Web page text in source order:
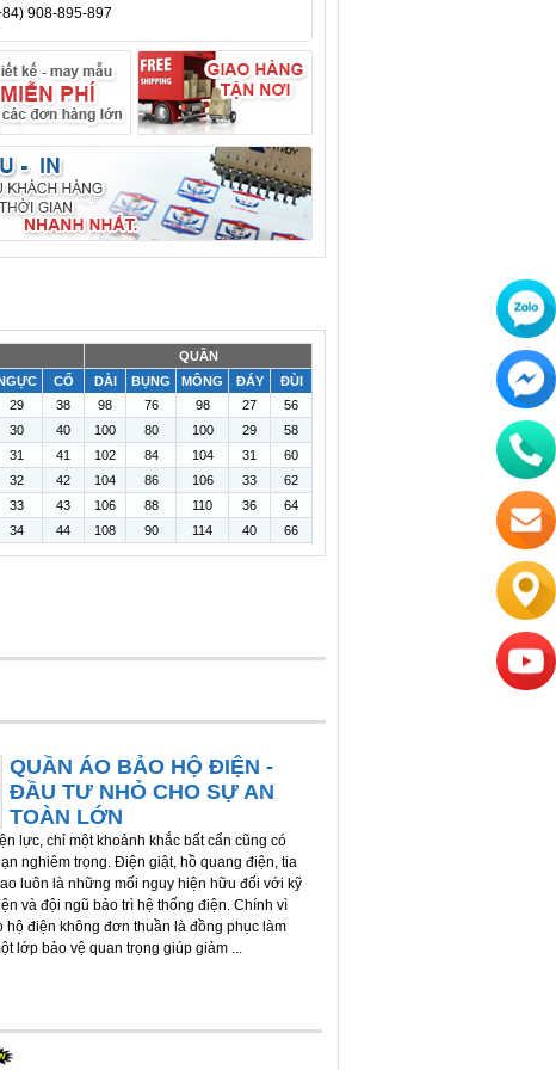
908-895-897
QUẦN
CỔ DÀI BỤNG MÔNG ĐÁY
ĐÙI
29 38 98 76 98 27
56
30 40 100 80 100 29
58
31 41 102 84 104 31
60
32 42 104 86 106 33
62
33 43 106 88 110 36
64
34 44 108 90 114 40 66
QUẦN ÁO BẢO HỘ ĐIỆN -
ĐẦU TƯ NHỎ CHO SỰ AN
TOÀN LỚN
lực, chỉ một khoảnh khắc bất cẩn cũng có
nghiêm trọng. Điện giật, hồ quang điện, tia
luôn là những mối nguy hiện hữu đối với kỹ
và đội ngũ bảo trì hệ thống điện. Chính vì
hộ điện không đơn thuần là đồng phục làm
lớp bảo vệ quan trọng giúp giảm ...